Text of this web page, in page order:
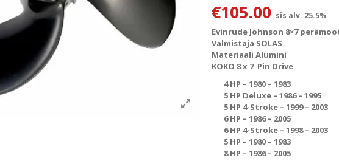
€105.00 sis alv. 25.5%
Evinrude Johnson 8×7
Valmistaja SOLAS
Materiaali Alumini
KOKO 8 x 7 Pin Drive
4 HP – 1980 – 1983
5 HP Deluxe – 1986 – 1995
5 HP 4-Stroke – 1999 – 2003
6 HP – 1986 – 2005
6 HP 4-Stroke – 1998 – 2003
5 HP – 1980 – 1983
8 HP – 1986 – 2005